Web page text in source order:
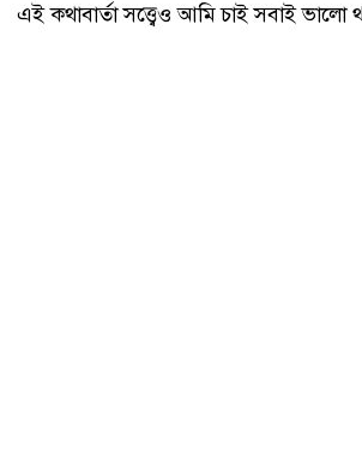
এই কথাবার্তা সত্ত্বেও আমি চাই সবাই ভালো